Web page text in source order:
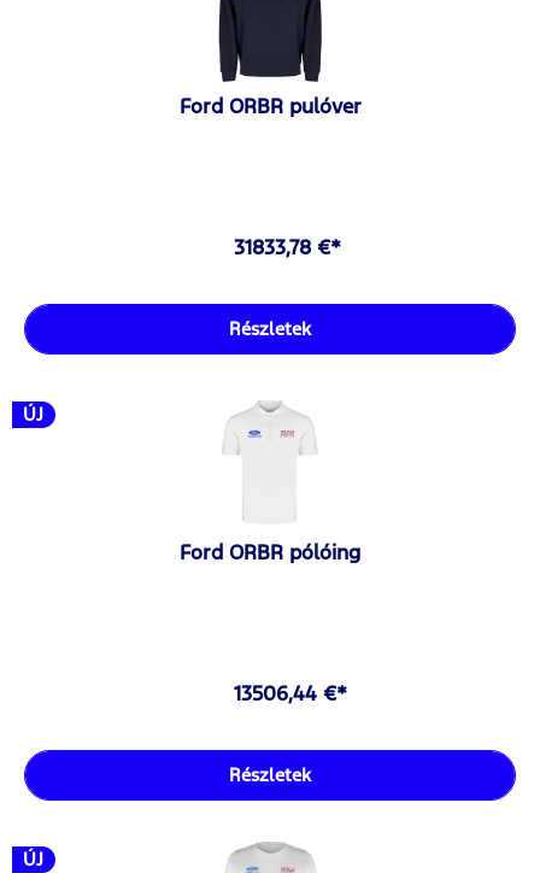
Ford ORBR pulóver
31833,78 €*
Részletek
ÚJ
Ford ORBR pólóing
13506,44 €*
Részletek
ÚJ